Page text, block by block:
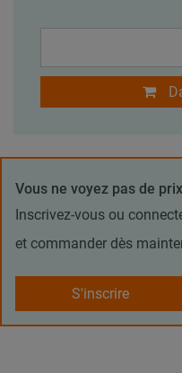
Vous ne voyez pas de
Inscrivez-vous ou
et commander dès
S'inscrire